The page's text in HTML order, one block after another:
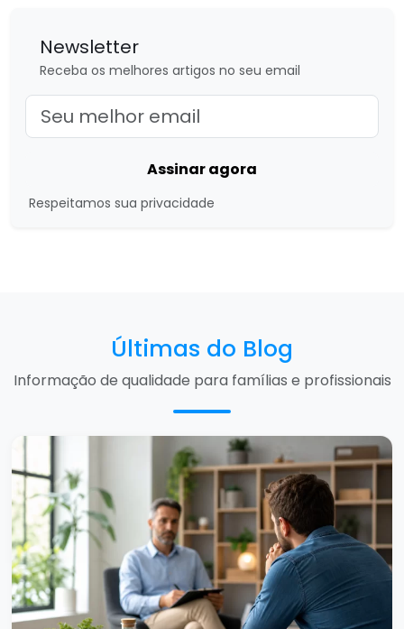
Newsletter
Receba os melhores artigos no seu email
Assinar agora
Respeitamos sua privacidade
Últimas do Blog
Informação de qualidade para famílias e profissionais